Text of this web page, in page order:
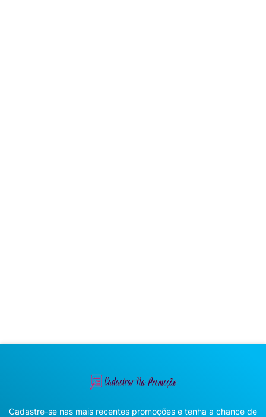
Cadastre-se nas mais recentes promoções e tenha a chance de